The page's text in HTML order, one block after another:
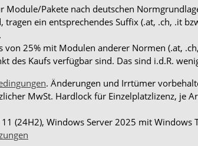
Pakete nach deutschen
ein entsprechendes Suffix (.at, .ch, .it
25% mit Modulen anderer Normen (.at,
des Kaufs verfügbar sind. Das sind i.d.R.
. Änderungen und Irrtümer
MwSt. Hardlock für Einzelplatzlizenz, je
11 (24H2), Windows Server 2025 mit Windows